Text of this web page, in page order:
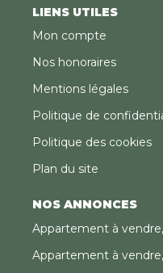
LIENS UTILES
Mon compte
Nos honoraires
Mentions légales
Politique de
Politique des cookies
Plan du site
NOS ANNONCES
Appartement à
Appartement à